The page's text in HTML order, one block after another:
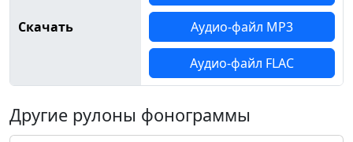
Скачать Аудио-файл MP3
Аудио-файл FLAC
Другие рулоны фонограммы